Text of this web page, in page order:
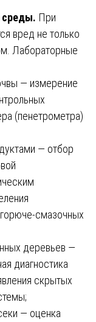
среды. При
вред не только
Лабораторные
— измерение
(пенетрометра)
— отбор
смазочных
деревьев —
диагностика
скрытых
— оценка